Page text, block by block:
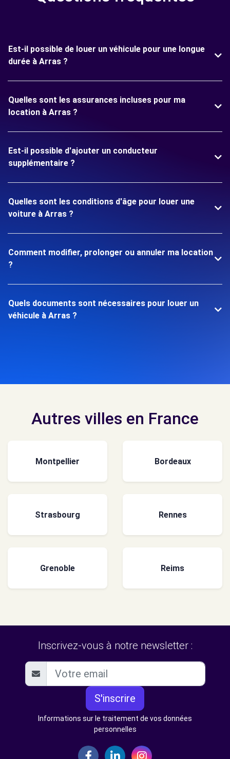
Est-il possible de louer un véhicule pour une longue
durée à Arras ?
Quelles sont les assurances incluses pour ma
location à Arras ?
Est-il possible d'ajouter un conducteur
supplémentaire ?
Quelles sont les conditions d'âge pour louer une
voiture à Arras ?
Comment modifier, prolonger ou annuler ma location
?
Quels documents sont nécessaires pour louer un
véhicule à Arras ?
Autres villes en France
Montpellier Bordeaux
Strasbourg Rennes
Grenoble Reims
Inscrivez-vous à notre newsletter :
S'inscrire
Informations sur le traitement de vos données
personnelles